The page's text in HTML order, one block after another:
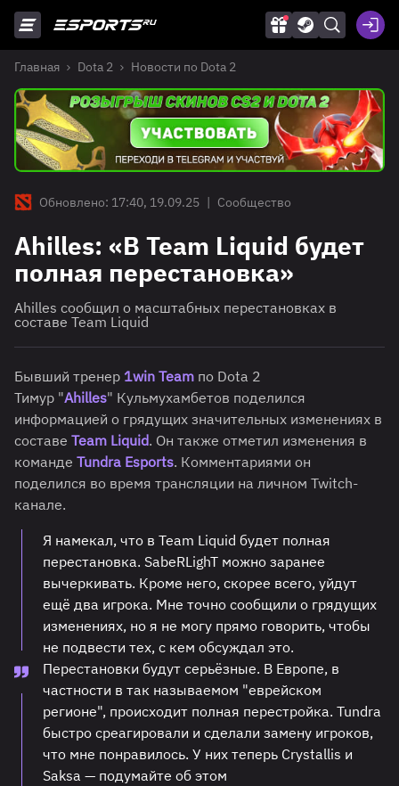
Главная Dota 2 Новости по Dota 2
Обновлено: 17:40, 19.09.25 | Сообщество
Ahilles: «В Team Liquid будет
полная перестановка»
Ahilles сообщил о масштабных перестановках в
составе Team Liquid
Бывший тренер 1win Team по Dota 2
Тимур "Ahilles" Кульмухамбетов поделился
информацией о грядущих значительных изменениях в
составе Team Liquid. Он также отметил изменения в
команде Tundra Esports. Комментариями он
поделился во время трансляции на личном Twitch-
канале.
Я намекал, что в Team Liquid будет полная
перестановка. SabeRLighT можно заранее
вычеркивать. Кроме него, скорее всего, уйдут
ещё два игрока. Мне точно сообщили о грядущих
изменениях, но я не могу прямо говорить, чтобы
не подвести тех, с кем обсуждал это.
Перестановки будут серьёзные. В Европе, в
частности в так называемом "еврейском
регионе", происходит полная перестройка. Tundra
быстро среагировали и сделали замену игроков,
что мне понравилось. У них теперь Crystallis и
Saksa — подумайте об этом